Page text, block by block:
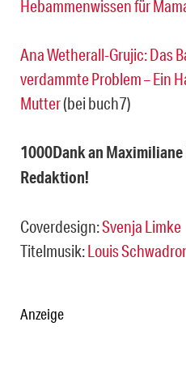
Hebammenwissen für
Ana Wetherall-Grujic: Das
verdammte Problem – Ein
Mutter(bei buch7)
1000Dank an
Redaktion!
Coverdesign:Svenja Limke
Titelmusik:Louis
Anzeige